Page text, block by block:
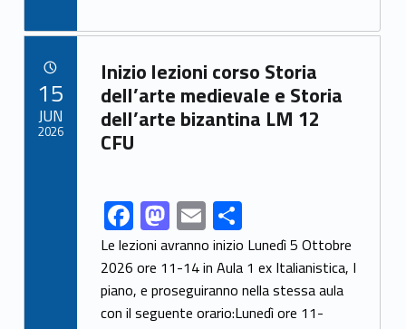
e
b
o
o
k
to
d
o
n
ai
l
ar
e
Link identifier archive #link-archive-68797
Inizio lezioni corso Storia
dell’arte medievale e Storia
dell’arte bizantina LM 12
CFU
Link identifier share facebook archive #share-link-archive-12275F
ac
e
b
M
as
to
d
E
m
ai
l
S
h
ar
e
Le lezioni avranno inizio Lunedì 5 Ottobre
2026 ore 11-14 in Aula 1 ex Italianistica, I
piano, e proseguiranno nella stessa aula
con il seguente orario:Lunedì ore 11-
15
JUN
2026